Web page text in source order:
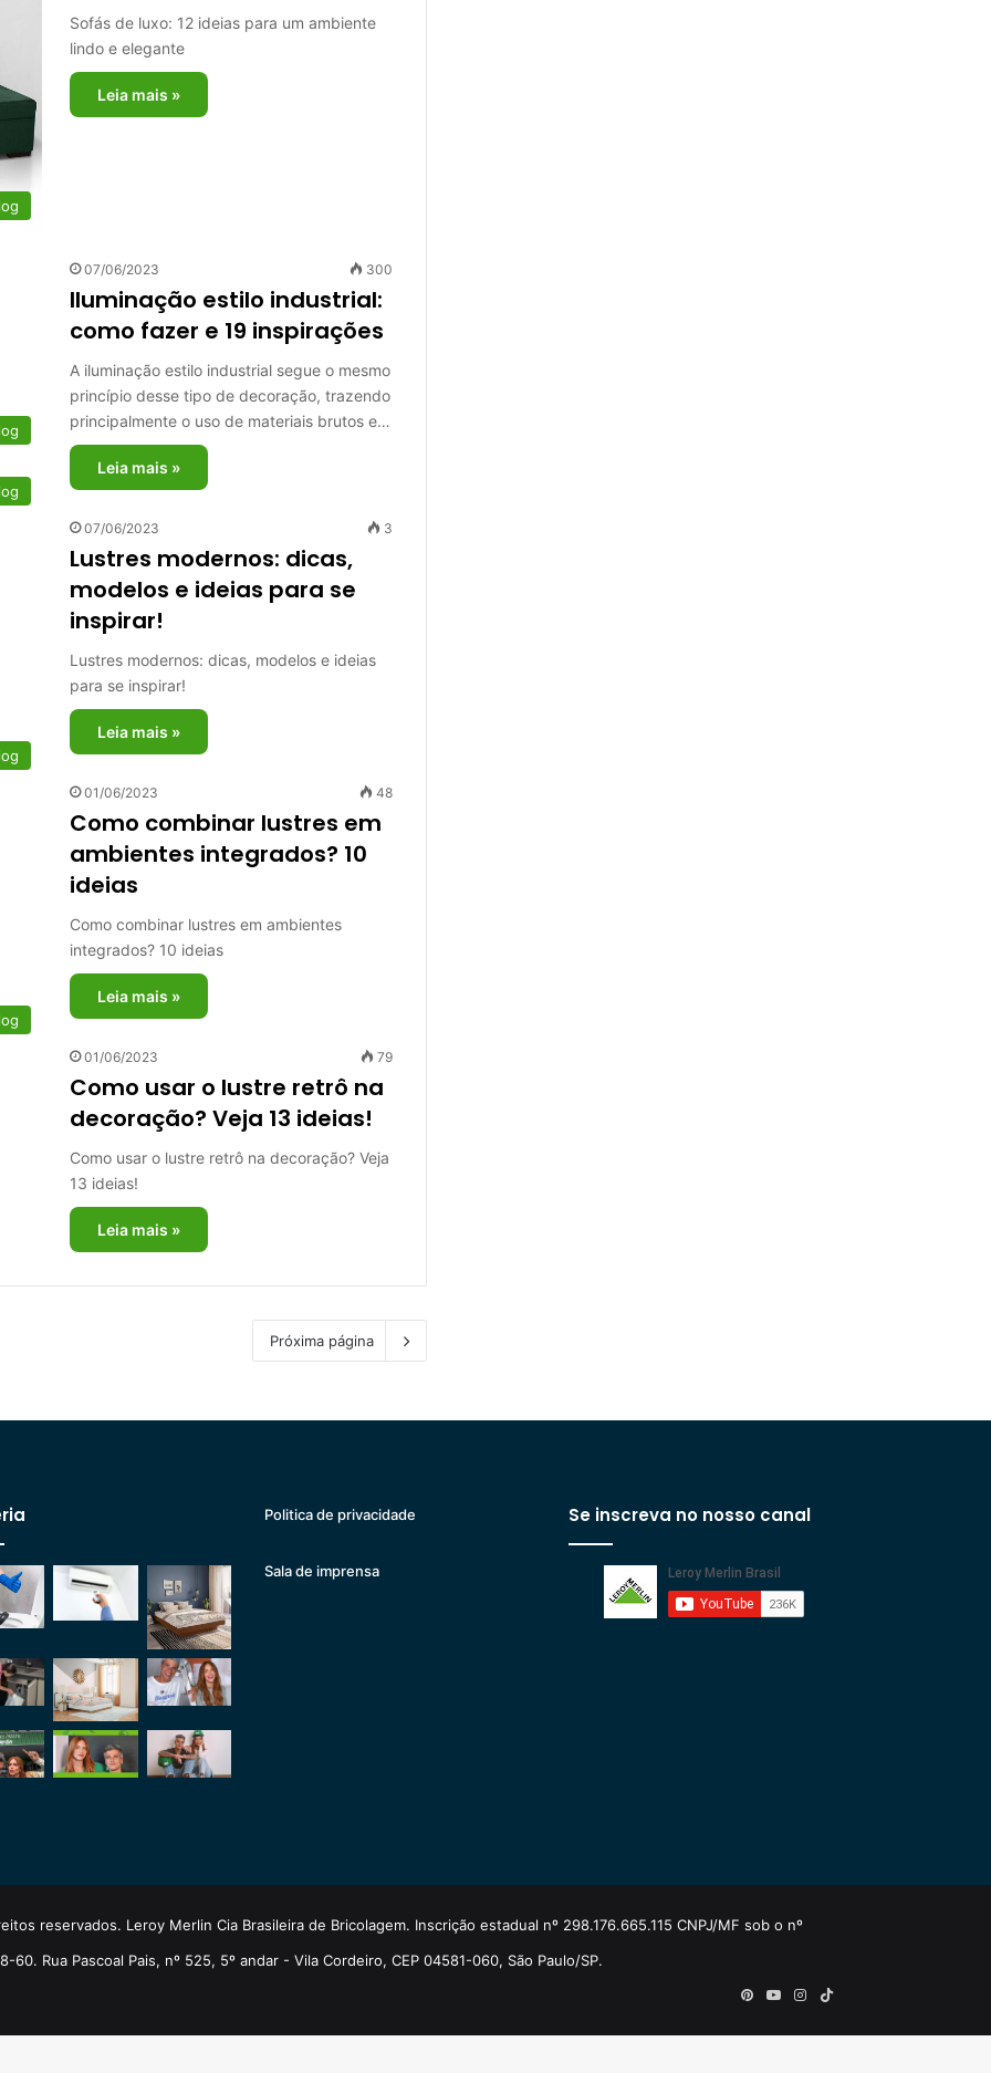
Sofás de luxo: 12 ideias para um ambiente
lindo e elegante
Leia mais »
07/06/2023 300
Iluminação estilo industrial:
como fazer e 19 inspirações
A iluminação estilo industrial segue o mesmo
princípio desse tipo de decoração, trazendo
principalmente o uso de materiais brutos e…
Leia mais »
07/06/2023 3
Lustres modernos: dicas,
modelos e ideias para se
inspirar!
Lustres modernos: dicas, modelos e ideias
para se inspirar!
Leia mais »
01/06/2023 48
Como combinar lustres em
ambientes integrados? 10
ideias
Como combinar lustres em ambientes
integrados? 10 ideias
Leia mais »
01/06/2023 79
Como usar o lustre retrô na
decoração? Veja 13 ideias!
Como usar o lustre retrô na decoração? Veja
13 ideias!
Leia mais »
Próxima página
Politica de privacidade
Sala de imprensa
Se inscreva no nosso canal
reservados. Leroy Merlin Cia Brasileira de Bricolagem. Inscrição estadual nº 298.176.665.115 CNPJ/MF sob o nº
60. Rua Pascoal Pais, nº 525, 5º andar - Vila Cordeiro, CEP 04581-060, São Paulo/SP.
PinterestYouTubeInstagram
TikTok